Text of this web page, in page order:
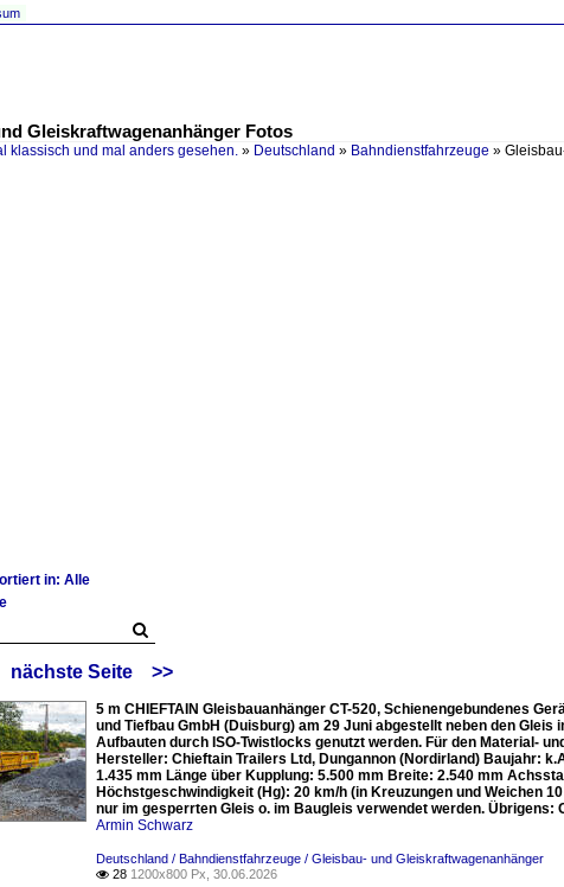
Gleiskraftwagenanhänger Fotos
klassisch und mal anders gesehen. » Deutschland » Bahndienstfahrzeuge »
in: Alle
nächste Seite >>
5 m CHIEFTAIN Gleisbauanhänger CT-520, Schienengebundenes
und Tiefbau GmbH (Duisburg) am 29 Juni abgestellt neben den
Aufbauten durch ISO-Twistlocks genutzt werden. Für den Material-
Hersteller: Chieftain Trailers Ltd, Dungannon (Nordirland) Baujahr:
1.435 mm Länge über Kupplung: 5.500 mm Breite: 2.540 mm
Höchstgeschwindigkeit (Hg): 20 km/h (in Kreuzungen und Weichen
nur im gesperrten Gleis o. im Baugleis verwendet werden. Übrigens:
Armin Schwarz
Deutschland / Bahndienstfahrzeuge / Gleisbau- und Gleiskraftwagenanhänger
 28 1200x800 Px, 30.06.2026